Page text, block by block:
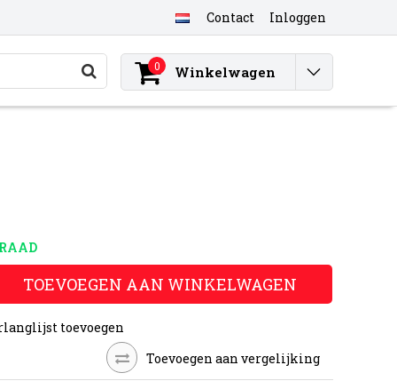
Contact Inloggen
0 Winkelwagen
TOEVOEGEN AAN WINKELWAGEN
toevoegen
Toevoegen aan vergelijking